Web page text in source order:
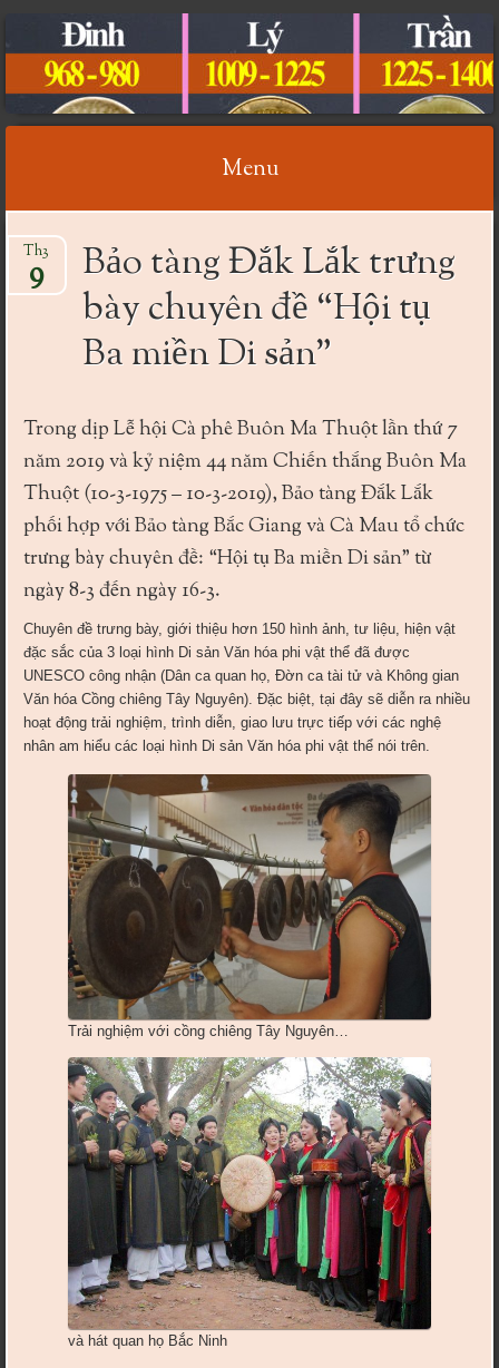
CỔ VẬT VIỆT NAM
Menu
to
content
Bảo tàng Đắk Lắk trưng
bày chuyên đề “Hội tụ
Ba miền Di sản”
Th3
9
Trong dịp Lễ hội Cà phê Buôn Ma Thuột lần thứ 7
năm 2019 và kỷ niệm 44 năm Chiến thắng Buôn Ma
Thuột (10-3-1975 – 10-3-2019), Bảo tàng Đắk Lắk
phối hợp với Bảo tàng Bắc Giang và Cà Mau tổ chức
trưng bày chuyên đề: “Hội tụ Ba miền Di sản” từ
ngày 8-3 đến ngày 16-3.
Chuyên đề trưng bày, giới thiệu hơn 150 hình ảnh, tư liệu, hiện vật
đặc sắc của 3 loại hình Di sản Văn hóa phi vật thể đã được
UNESCO công nhận (Dân ca quan họ, Đờn ca tài tử và Không gian
Văn hóa Cồng chiêng Tây Nguyên). Đặc biệt, tại đây sẽ diễn ra nhiều
hoạt động trải nghiệm, trình diễn, giao lưu trực tiếp với các nghệ
nhân am hiểu các loại hình Di sản Văn hóa phi vật thể nói trên.
Trải nghiệm với cồng chiêng Tây Nguyên…
và hát quan họ Bắc Ninh